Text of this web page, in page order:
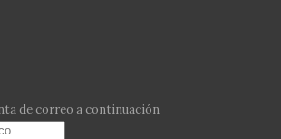
de correo a continuación